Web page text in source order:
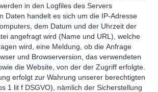
in den Logfiles des Servers
Daten handelt es sich um die IP-Adresse
dem Datum und der Uhrzeit der
angefragt wird (Name und URL), welche
wird, eine Meldung, ob die Anfrage
und Browserversion, das verwendeten
die Website, von der der Zugriff erfolgte.
erfolgt zur Wahrung unserer berechtigten
1 lit f DSGVO), nämlich der Sicherstellung